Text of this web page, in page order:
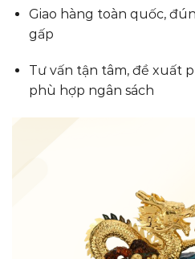
Giao hàng toàn quốc,
gấp
Tư vấn tận tâm, đề xuất
phù hợp ngân sách